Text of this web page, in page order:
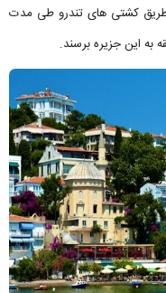
طریق کشتی های تندرو طی مدت